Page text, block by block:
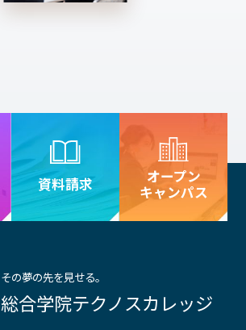
資料請求
オープン
キャンパス
その夢の先を見せる。
総合学院テクノスカレッジ